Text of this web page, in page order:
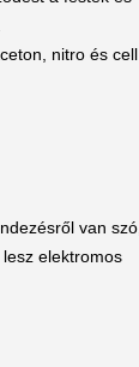
nitro és cell
van szó,
elektromos